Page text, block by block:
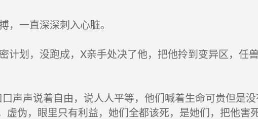
一直深深刺入心脏。
计划，没跑成，X亲手处决了他，把他拎到变异区，任
声声说着自由，说人人平等，他们喊着生命可贵但是
虚伪，眼里只有利益，她们全都该死，是她们，把他害